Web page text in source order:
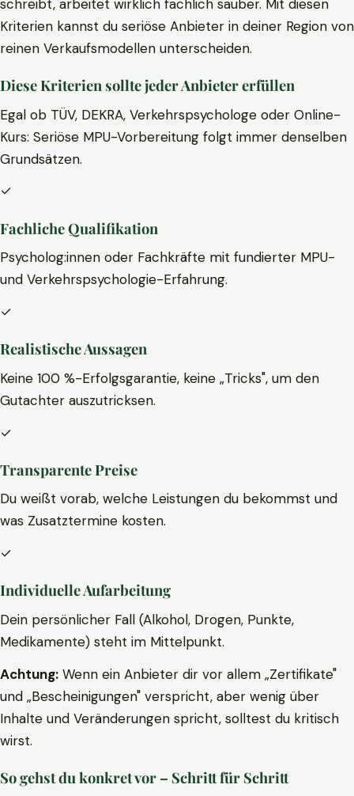
schreibt, arbeitet wirklich fachlich sauber. Mit diesen
Kriterien kannst du seriöse Anbieter in deiner Region von
reinen Verkaufsmodellen unterscheiden.
Diese Kriterien sollte jeder Anbieter erfüllen
Egal ob TÜV, DEKRA, Verkehrspsychologe oder Online-
Kurs: Seriöse MPU-Vorbereitung folgt immer denselben
Grundsätzen.
✓
Fachliche Qualifikation
Psycholog:innen oder Fachkräfte mit fundierter MPU-
und Verkehrspsychologie-Erfahrung.
✓
Realistische Aussagen
Keine 100 %-Erfolgsgarantie, keine „Tricks", um den
Gutachter auszutricksen.
✓
Transparente Preise
Du weißt vorab, welche Leistungen du bekommst und
was Zusatztermine kosten.
✓
Individuelle Aufarbeitung
Dein persönlicher Fall (Alkohol, Drogen, Punkte,
Medikamente) steht im Mittelpunkt.
Achtung: Wenn ein Anbieter dir vor allem „Zertifikate"
und „Bescheinigungen" verspricht, aber wenig über
Inhalte und Veränderungen spricht, solltest du kritisch
wirst.
So gehst du konkret vor – Schritt für Schritt